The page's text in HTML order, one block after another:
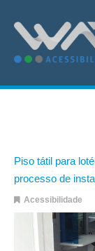
Piso tátil para
processo de
Acessibilidade